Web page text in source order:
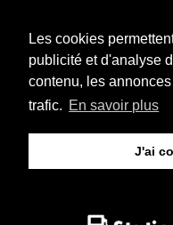
Les cookies
publicité et d'analyse
contenu, les
trafic. En savoir plus
J'ai